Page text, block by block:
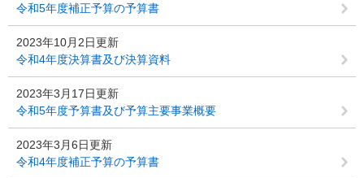
令和5年度補正予算の予算書
2023年10月2日更新
令和4年度決算書及び決算資料
2023年3月17日更新
令和5年度予算書及び予算主要事業概要
2023年3月6日更新
令和4年度補正予算の予算書